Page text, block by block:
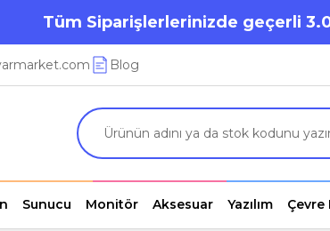
Tüm Siparişlerlerinizde geçerli
Blog
Sunucu Monitör Aksesuar Yazılım Çevre